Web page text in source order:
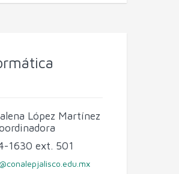
López Martínez
1630 ext. 501